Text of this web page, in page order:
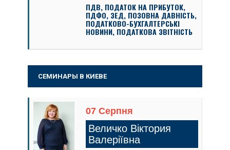
ПДВ, ПОДАТОК НА ПРИБУТОК,
ПДФО, ЗЕД, ПОЗОВНА ДАВНІСТЬ,
ПОДАТКОВО-БУХГАЛТЕРСЬКІ
НОВИНИ, ПОДАТКОВА ЗВІТНІСТЬ
СЕМИНАРЫ В КИЕВЕ
07 Серпня
Величко Віктория
Валеріївна